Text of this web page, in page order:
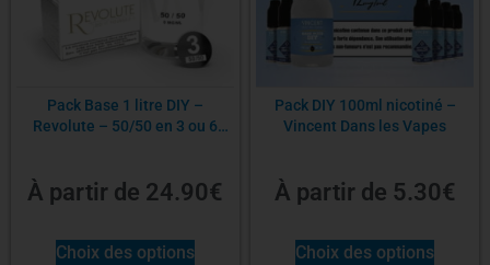
Pack Base 1 litre DIY –
Revolute – 50/50 en 3 ou 6
À partir de 24.90€
Choix des options
Pack DIY 100ml nicotiné –
Vincent Dans les Vapes
À partir de 5.30€
Choix des options